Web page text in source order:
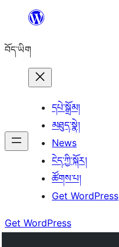
content
བོད་ཡིག
དཔེ་སྒྲོམ།
མཐུད་སྣེ།
News
ངེད་ཀྱི་སྐོར།
ཚོགས་པ།
Get WordPress
Get WordPress